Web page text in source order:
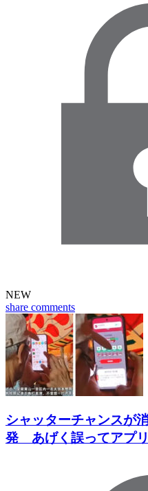
NEW
share comments
シャッターチャンスが
発 あげく誤ってアプ